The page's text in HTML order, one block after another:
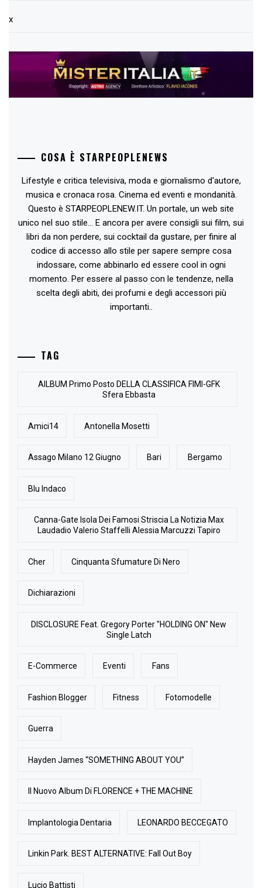
x
COSA È STARPEOPLENEWS
Lifestyle e critica televisiva, moda e giornalismo d'autore,
musica e cronaca rosa. Cinema ed eventi e mondanità.
Questo è STARPEOPLENEW.IT. Un portale, un web site
unico nel suo stile... E ancora per avere consigli sui film, sui
libri da non perdere, sui cocktail da gustare, per finire al
codice di accesso allo stile per sapere sempre cosa
indossare, come abbinarlo ed essere cool in ogni
momento. Per essere al passo con le tendenze, nella
scelta degli abiti, dei profumi e degli accessori più
importanti..
TAG
AlLBUM Primo Posto DELLA CLASSIFICA FIMI-GFK
Sfera Ebbasta
Amici14 Antonella Mosetti
Assago Milano 12 Giugno Bari Bergamo
Blu Indaco
Canna-Gate Isola Dei Famosi Striscia La Notizia Max
Laudadio Valerio Staffelli Alessia Marcuzzi Tapiro
Cher Cinquanta Sfumature Di Nero
Dichiarazioni
DISCLOSURE Feat. Gregory Porter "HOLDING ON" New
Single Latch
E-Commerce Eventi Fans
Fashion Blogger Fitness Fotomodelle
Guerra
Hayden James “SOMETHING ABOUT YOU”
Il Nuovo Album Di FLORENCE + THE MACHINE
Implantologia Dentaria LEONARDO BECCEGATO
Linkin Park. BEST ALTERNATIVE: Fall Out Boy
Lucio Battisti